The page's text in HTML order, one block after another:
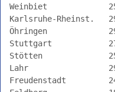
4.
Tag
aktueller
Seewetter
Weinbiet
Karlsruhe-Rheinst.
Öhringen
Stuttgart
Stötten
Lahr
Freudenstadt